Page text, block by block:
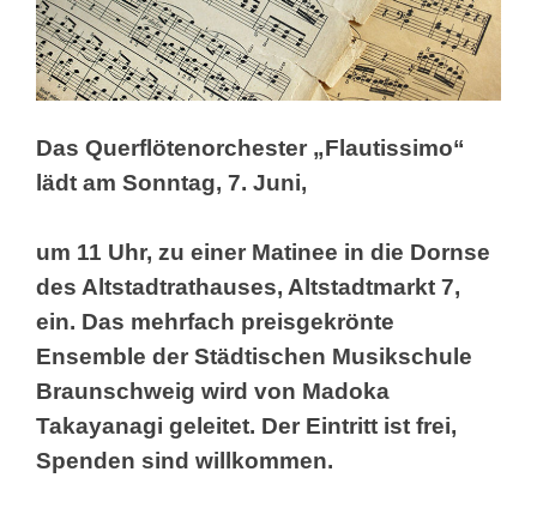
Das Querflötenorchester „Flautissimo“
lädt am Sonntag, 7. Juni,
um 11 Uhr, zu einer Matinee in die Dornse
des Altstadtrathauses, Altstadtmarkt 7,
ein. Das mehrfach preisgekrönte
Ensemble der Städtischen Musikschule
Braunschweig wird von Madoka
Takayanagi geleitet. Der Eintritt ist frei,
Spenden sind willkommen.